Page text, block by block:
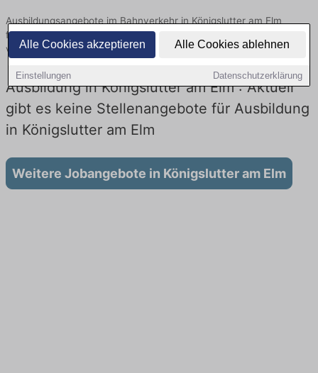
Alle Cookies akzeptieren Alle Cookies ablehnen
Einstellungen Datenschutzerklärung
Ausbildungsangebote im Bahnverkehr in Königslutter am Elm
finden Sie von namhaften Firmen. Entdecken Sie freie Optionen
von Top-Arbeitgebern und bewerben Sie sich noch heute.
Ausbildung in Königslutter am Elm : Aktuell
gibt es keine Stellenangebote für Ausbildung
in Königslutter am Elm
Weitere Jobangebote in Königslutter am Elm